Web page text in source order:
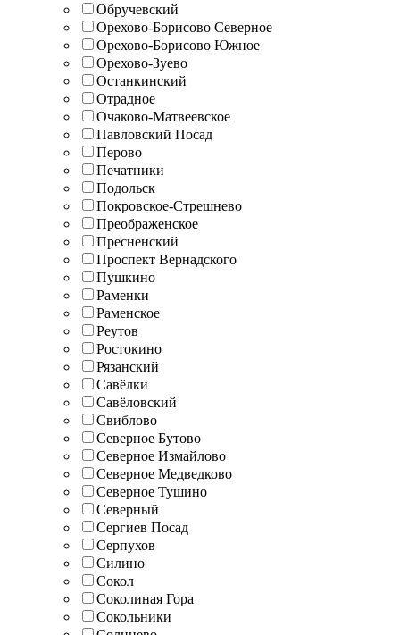
Обручевский
Орехово-Борисово Северное
Орехово-Борисово Южное
Орехово-Зуево
Останкинский
Отрадное
Очаково-Матвеевское
Павловский Посад
Перово
Печатники
Подольск
Покровское-Стрешнево
Преображенское
Пресненский
Проспект Вернадского
Пушкино
Раменки
Раменское
Реутов
Ростокино
Рязанский
Савёлки
Савёловский
Свиблово
Северное Бутово
Северное Измайлово
Северное Медведково
Северное Тушино
Северный
Сергиев Посад
Серпухов
Силино
Сокол
Соколиная Гора
Сокольники